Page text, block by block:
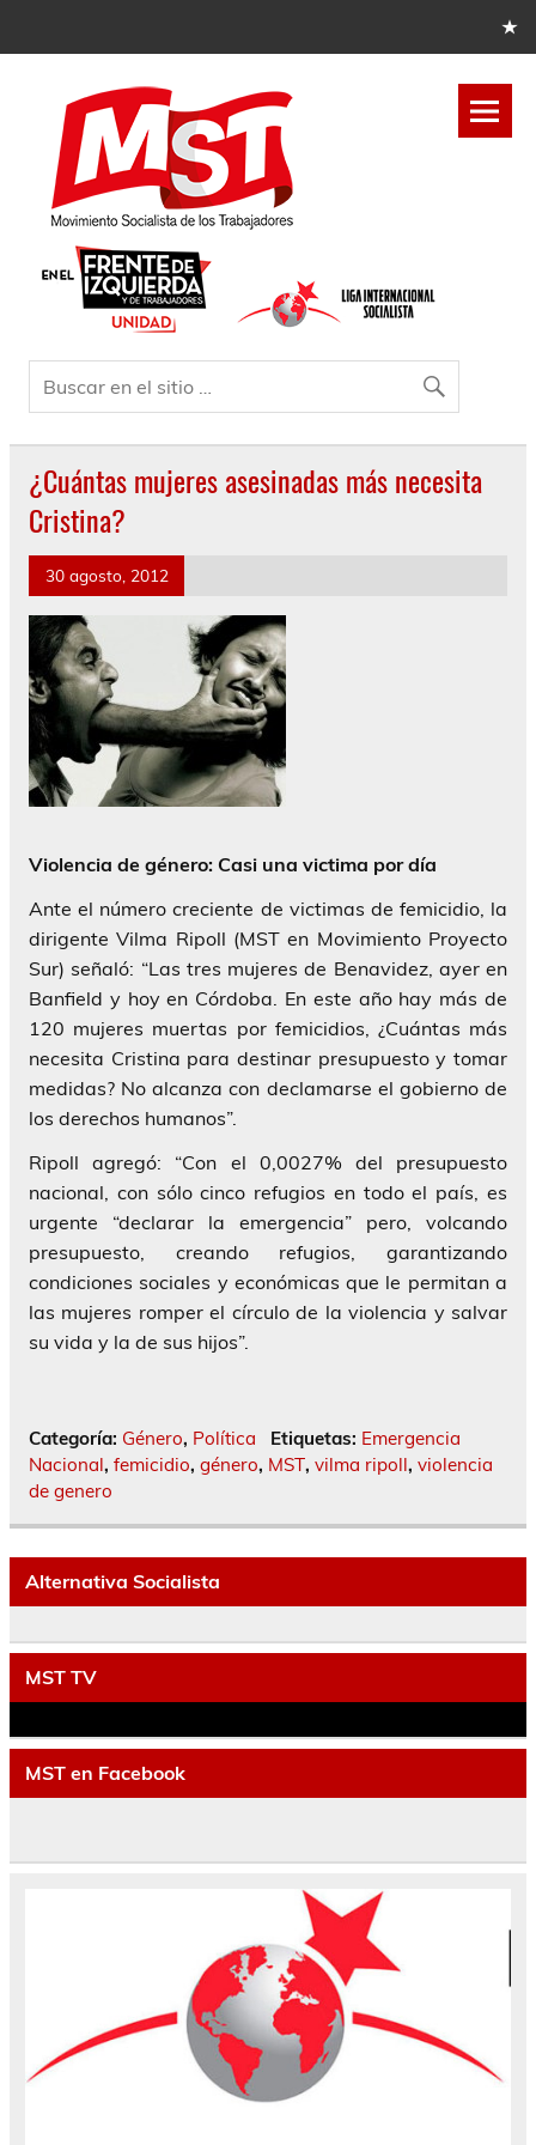
¿Cuántas mujeres asesinadas más necesita
Cristina?
30 agosto, 2012
Violencia de género: Casi una victima por día
Ante el número creciente de victimas de femicidio, la
dirigente Vilma Ripoll (MST en Movimiento Proyecto
Sur) señaló: “Las tres mujeres de Benavidez, ayer en
Banfield y hoy en Córdoba. En este año hay más de
120 mujeres muertas por femicidios, ¿Cuántas más
necesita Cristina para destinar presupuesto y tomar
medidas? No alcanza con declamarse el gobierno de
los derechos humanos”.
Ripoll agregó: “Con el 0,0027% del presupuesto
nacional, con sólo cinco refugios en todo el país, es
urgente “declarar la emergencia” pero, volcando
presupuesto, creando refugios, garantizando
condiciones sociales y económicas que le permitan a
las mujeres romper el círculo de la violencia y salvar
su vida y la de sus hijos”.
Categoría: Género, Política Etiquetas: Emergencia
Nacional, femicidio, género, MST, vilma ripoll, violencia
de genero
Alternativa Socialista
MST TV
MST en Facebook